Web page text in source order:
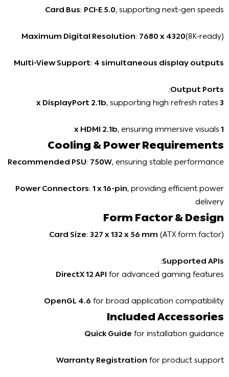
Card Bus: PCI-E 5.0, supporting next-gen speeds
Maximum Digital Resolution: 7680 x 4320(8K-ready)
Multi-View Support: 4 simultaneous display outputs
Output Ports
:
3 x DisplayPort 2.1b
, supporting high refresh rates
1 x HDMI 2.1b
, ensuring immersive visuals
Cooling & Power Requirements
Recommended PSU: 750W, ensuring stable performance
Power Connectors:1 x 16-pin, providing efficient power
delivery
Form Factor & Design
Card Size:327 x 132 x 56 mm(ATX form factor)
Supported APIs
:
DirectX 12 APIfor advanced gaming features
OpenGL 4.6for broad application compatibility
Included Accessories
Quick Guidefor installation guidance
Warranty Registrationfor product support